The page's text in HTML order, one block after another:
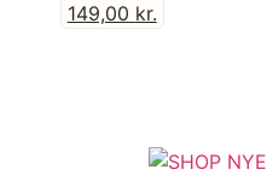
149,00 kr.